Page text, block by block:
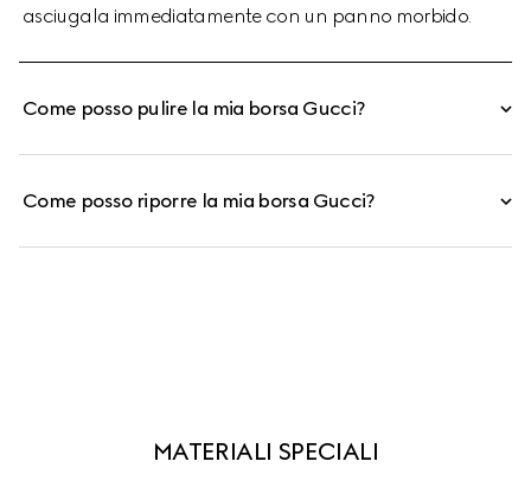
asciugala immediatamente con un panno morbido.
Come posso pulire la mia borsa Gucci?
Come posso riporre la mia borsa Gucci?
MATERIALI SPECIALI